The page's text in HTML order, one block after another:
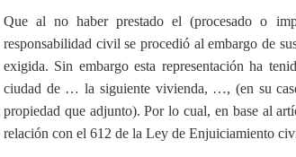
Que al no haber prestado el (procesado o
responsabilidad civil se procedió al embargo de
exigida. Sin embargo esta representación ha
ciudad de … la siguiente vivienda, …, (en su
propiedad que adjunto). Por lo cual, en base al
relación con el 612 de la Ley de Enjuiciamiento